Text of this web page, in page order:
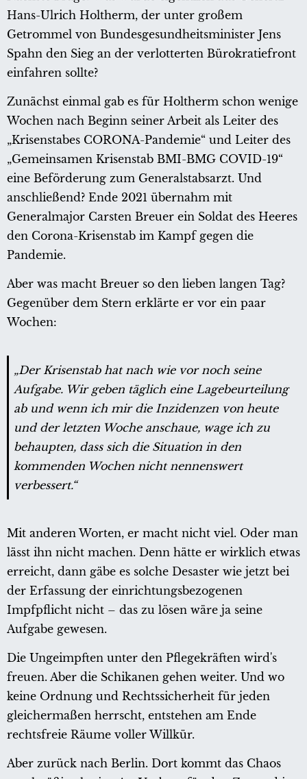
Hans-Ulrich Holtherm, der unter großem
Getrommel von Bundesgesundheitsminister Jens
Spahn den Sieg an der verlotterten Bürokratiefront
einfahren sollte?
Zunächst einmal gab es für Holtherm schon wenige
Wochen nach Beginn seiner Arbeit als Leiter des
„Krisenstabes CORONA-Pandemie“ und Leiter des
„Gemeinsamen Krisenstab BMI-BMG COVID-19“
eine Beförderung zum Generalstabsarzt. Und
anschließend? Ende 2021 übernahm mit
Generalmajor Carsten Breuer ein Soldat des Heeres
den Corona-Krisenstab im Kampf gegen die
Pandemie.
Aber was macht Breuer so den lieben langen Tag?
Gegenüber dem Stern erklärte er vor ein paar
Wochen:
„Der Krisenstab hat nach wie vor noch seine
Aufgabe. Wir geben täglich eine Lagebeurteilung
ab und wenn ich mir die Inzidenzen von heute
und der letzten Woche anschaue, wage ich zu
behaupten, dass sich die Situation in den
kommenden Wochen nicht nennenswert
verbessert.“
Mit anderen Worten, er macht nicht viel. Oder man
lässt ihn nicht machen. Denn hätte er wirklich etwas
erreicht, dann gäbe es solche Desaster wie jetzt bei
der Erfassung der einrichtungsbezogenen
Impfpflicht nicht – das zu lösen wäre ja seine
Aufgabe gewesen.
Die Ungeimpften unter den Pflegekräften wird's
freuen. Aber die Schikanen gehen weiter. Und wo
keine Ordnung und Rechtssicherheit für jeden
gleichermaßen herrscht, entstehen am Ende
rechtsfreie Räume voller Willkür.
Aber zurück nach Berlin. Dort kommt das Chaos